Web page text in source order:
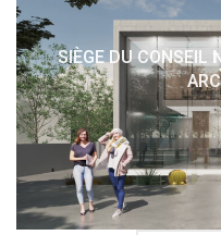
SIÈGE DU CONSEIL